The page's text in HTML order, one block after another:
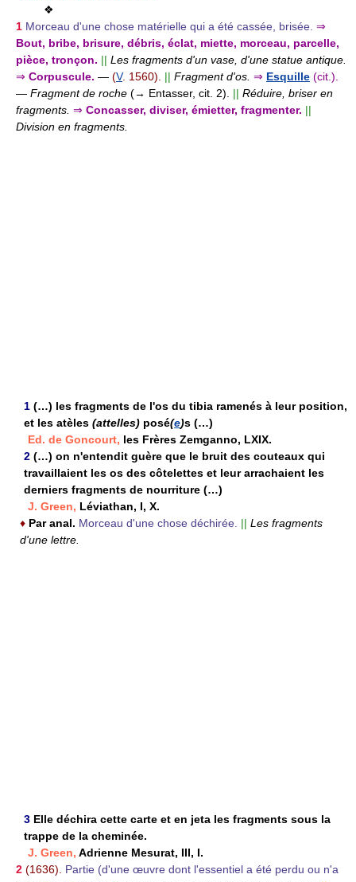
❖
1 Morceau d'une chose matérielle qui a été cassée, brisée. ⇒
Bout, bribe, brisure, débris, éclat, miette, morceau, parcelle,
pièce, tronçon. || Les fragments d'un vase, d'une statue antique.
⇒ Corpuscule. — (V. 1560). || Fragment d'os. ⇒ Esquille (cit.).
— Fragment de roche (→ Entasser, cit. 2). || Réduire, briser en
fragments. ⇒ Concasser, diviser, émietter, fragmenter. ||
Division en fragments.
1 (…) les fragments de l'os du tibia ramenés à leur position,
et les atèles (attelles) posé(e)s (…)
Ed. de Goncourt, les Frères Zemganno, LXIX.
2 (…) on n'entendit guère que le bruit des couteaux qui
travaillaient les os des côtelettes et leur arrachaient les
derniers fragments de nourriture (…)
J. Green, Léviathan, I, X.
♦ Par anal. Morceau d'une chose déchirée. || Les fragments
d'une lettre.
3 Elle déchira cette carte et en jeta les fragments sous la
trappe de la cheminée.
J. Green, Adrienne Mesurat, III, I.
2 (1636).
Partie (d'une œuvre dont l'essentiel a été perdu ou n'a